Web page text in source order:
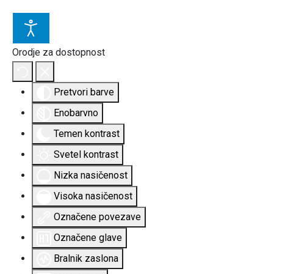
Orodje za dostopnost
Pretvori barve
Enobarvno
Temen kontrast
Svetel kontrast
Nizka nasičenost
Visoka nasičenost
Označene povezave
Označene glave
Bralnik zaslona